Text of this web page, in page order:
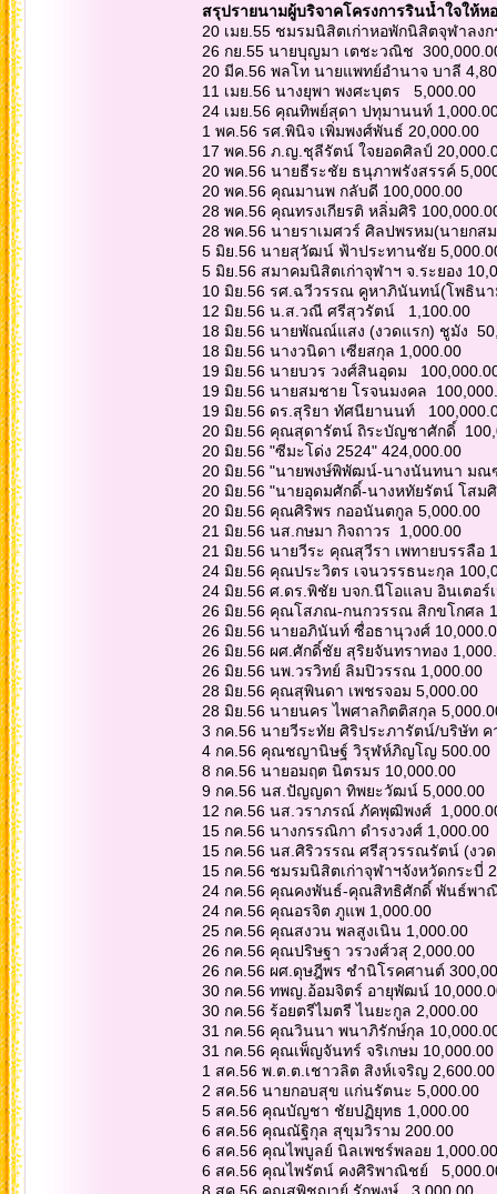
สรุปรายนามผู้บริจาคโครงการรินน้ำใจให้
20 เมย.55 ชมรมนิสิตเก่าหอพักนิสิตจุฬาลง
26 กย.55 นายบุญมา เตชะวณิช
20 มีค.56 พลโท นายแพทย์อำนาจ บาลี
11 เมย.56 นางยุพา พงศะบุตร 5,000.00
24 เมย.56 คุณทิพย์สุดา ปทุมานนท์
1 พค.56 รศ.พินิจ เพิ่มพงศ์พันธ์ 20,000.00
17 พค.56 ภ.ญ.ชุลีรัตน์ ใจยอดศิลป์
20 พค.56 นายธีระชัย ธนุภาพรังสรรค์
20 พค.56 คุณมานพ กลับดี 100,000.00
28 พค.56 คุณทรงเกียรติ หลิ่มศิริ
28 พค.56 นายราเมศวร์ ศิลปพรหม(นายกส
5 มิย.56 นายสุวัฒน์ ฟ้าประทานชัย
5 มิย.56 สมาคมนิสิตเก่าจุฬาฯ จ.ระยอง
10 มิย.56 รศ.ฉวีวรรณ คูหาภินันทน์(โพธิน
12 มิย.56 น.ส.วณี ศรีสุวรัตน์ 1,100.00
18 มิย.56 นายพัณณ์แสง (งวดแรก) ชูมัง
18 มิย.56 นางวนิดา เซียสกุล 1,000.00
19 มิย.56 นายบวร วงศ์สินอุดม
19 มิย.56 นายสมชาย โรจนมงคล
19 มิย.56 ดร.สุริยา ทัศนียานนท์
20 มิย.56 คุณสุดารัตน์ ถิระบัญชาศักดิ์
20 มิย.56 "ซีมะโด่ง 2524" 424,000.00
20 มิย.56 "นายพงษ์พิพัฒน์-นางนันทนา มณ
20 มิย.56 "นายอุดมศักดิ์-นางหทัยรัตน์ โสม
20 มิย.56 คุณศิริพร กออนันตกูล 5,000.00
21 มิย.56 นส.กษมา กิจถาวร 1,000.00
21 มิย.56 นายวีระ คุณสุวีรา เพทายบรรลือ
24 มิย.56 คุณประวิตร เจนวรรธนะกุล
24 มิย.56 ศ.ดร.พิชัย บจก.นีโอแลบ อินเตอ
26 มิย.56 คุณโสภณ-กนกวรรณ สิกขโกศล
26 มิย.56 นายอภินันท์ ซื่อธานุวงศ์
26 มิย.56 ผศ.ศักดิ์ชัย สุริยจันทราทอง
26 มิย.56 นพ.วรวิทย์ ลิมปิวรรณ 1,000.00
28 มิย.56 คุณสุพินดา เพชรจอม 5,000.00
28 มิย.56 นายนคร ไพศาลกิตติสกุล
3 กค.56 นายวีระทัย ศิริประภารัตน์/บริษัท
4 กค.56 คุณชญานิษฐ์ วิรุฬห์ภิญโญ 500.00
8 กค.56 นายอมฤต นิตรมร 10,000.00
9 กค.56 นส.ปัญญดา ทิพยะวัฒน์ 5,000.00
12 กค.56 นส.วราภรณ์ ภัคพุฒิพงศ์
15 กค.56 นางกรรณิกา ดำรงวงศ์ 1,000.00
15 กค.56 นส.ศิริวรรณ ศรีสุวรรณรัตน์ (งว
15 กค.56 ชมรมนิสิตเก่าจุฬาฯจังหวัดกระบี่
24 กค.56 คุณคงพันธ์-คุณสิทธิศักดิ์ พันธ์พา
24 กค.56 คุณอรจิต ภูแพ 1,000.00
25 กค.56 คุณสงวน พลสูงเนิน 1,000.00
26 กค.56 คุณปริษฐา วรวงศ์วสุ 2,000.00
26 กค.56 ผศ.ดุษฎีพร ชำนิโรคศานต์
30 กค.56 ทพญ.อ้อมจิตร์ อายุพัฒน์
30 กค.56 ร้อยตรีไมตรี ไนยะกูล 2,000.00
31 กค.56 คุณวินนา พนาภิรักษ์กุล
31 กค.56 คุณเพ็ญจันทร์ จริเกษม 10,000.00
1 สค.56 พ.ต.ต.เชาวลิต สิงห์เจริญ
2 สค.56 นายกอบสุข แก่นรัตนะ 5,000.00
5 สค.56 คุณบัญชา ชัยปฏิยุทธ 1,000.00
6 สค.56 คุณณัฐิกุล สุขุมวิราม 200.00
6 สค.56 คุณไพบูลย์ นิลเพชร์พลอย
6 สค.56 คุณไพรัตน์ คงศิริพาณิชย์
8 สค.56 คุณสุพิชญาย์ รักพงษ์ 3,000.00